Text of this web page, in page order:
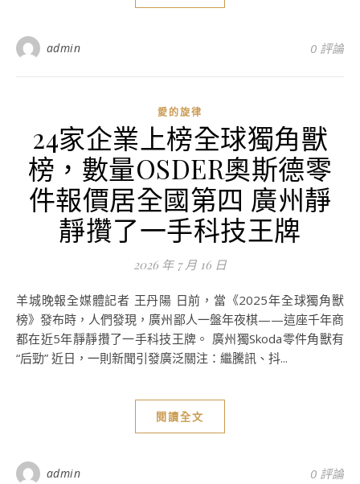
admin 0 評論
愛的旋律
24家企業上榜全球獨角獸
榜，數量OSDER奧斯德零
件報價居全國第四 廣州靜
靜攢了一手科技王牌
2026 年 7 月 16 日
羊城晚報全媒體記者 王丹陽 日前，當《2025年全球獨角獸
榜》發布時，人們發現，廣州鄙人一盤年夜棋——這座千年商
都在近5年靜靜攢了一手科技王牌。 廣州獨Skoda零件角獸有
“后勁” 近日，一則新聞引發廣泛關注：繼騰訊、抖...
閱讀全文
admin 0 評論